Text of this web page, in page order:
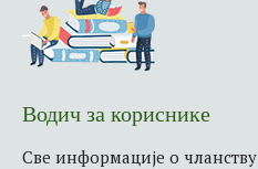
Водич за кориснике
Све информације о чланству